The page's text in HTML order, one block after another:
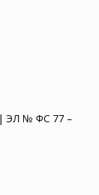
| ЭЛ № ФС 77 –